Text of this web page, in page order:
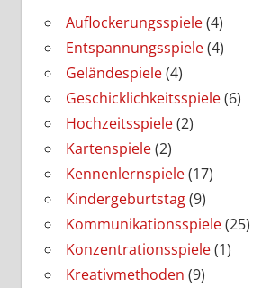
Auflockerungsspiele(4)
Entspannungsspiele(4)
Geländespiele(4)
Geschicklichkeitsspiele(6)
Hochzeitsspiele(2)
Kartenspiele(2)
Kennenlernspiele(17)
Kindergeburtstag(9)
Kommunikationsspiele(25)
Konzentrationsspiele(1)
Kreativmethoden (9)